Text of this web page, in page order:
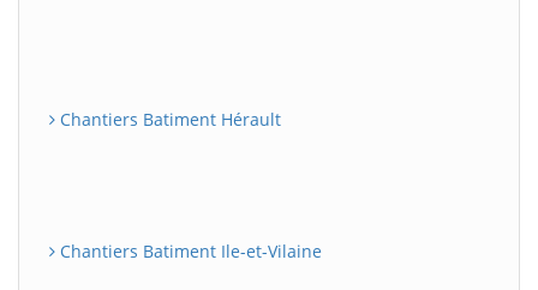
Chantiers Batiment Hérault
Chantiers Batiment Ile-et-Vilaine